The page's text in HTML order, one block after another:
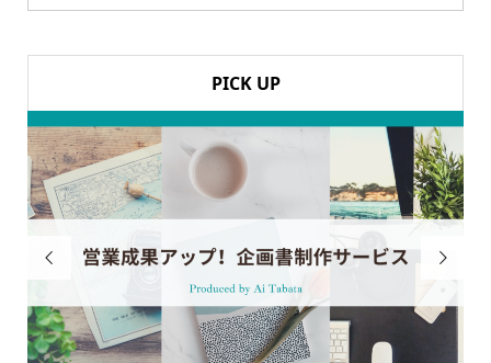
PICK UP
 